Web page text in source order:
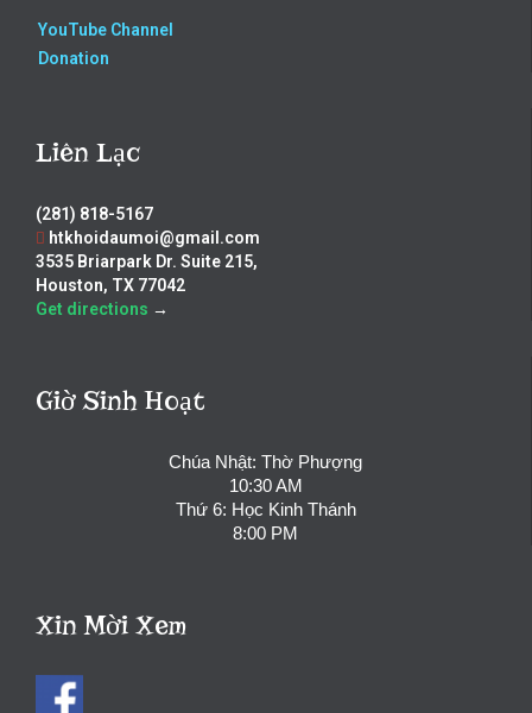
YouTube Channel
Donation
Liên Lạc
(281) 818-5167
htkhoidaumoi@gmail.com
3535 Briarpark Dr. Suite 215,
Houston, TX 77042
Get directions →
Giờ Sinh Hoạt
Chúa Nhật: Thờ Phượng
10:30 AM
Thứ 6: Học Kinh Thánh
8:00 PM
Xin Mời Xem